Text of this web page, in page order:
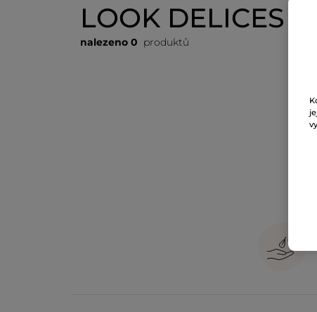
LOOK DELICES
nalezeno 0 produktů